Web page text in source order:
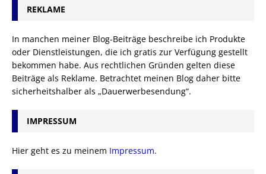
REKLAME
In manchen meiner Blog-Beiträge beschreibe ich Produkte
oder Dienstleistungen, die ich gratis zur Verfügung gestellt
bekommen habe. Aus rechtlichen Gründen gelten diese
Beiträge als Reklame. Betrachtet meinen Blog daher bitte
sicherheitshalber als „Dauerwerbesendung“.
IMPRESSUM
Hier geht es zu meinem Impressum.